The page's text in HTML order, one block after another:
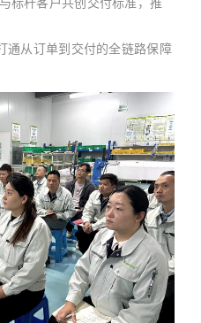
通从订单到交付的全链路保障